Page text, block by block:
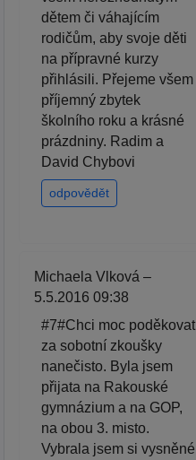
dětem či váhajícím
rodičům, aby svoje děti
na přípravné kurzy
přihlásili. Přejeme všem
příjemný zbytek
školního roku a krásné
prázdniny. Radim a
David Chybovi
odpovědět
Michaela Vlková –
5.5.2016 09:38
#7#Chci moc poděkovat
za sobotní zkoušky
nanečisto. Byla jsem
přijata na Rakouské
gymnázium a na GOP,
na obou 3. misto.
Vybrala jsem si vysněné